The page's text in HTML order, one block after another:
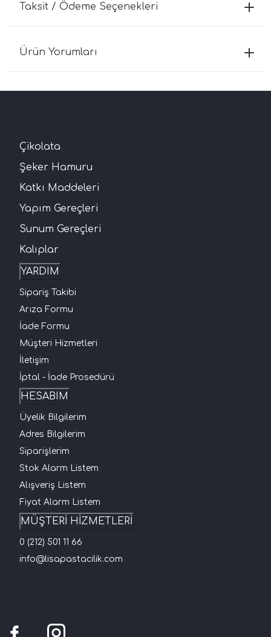
Taksit / Ödeme Seçenekleri
Ürün Yorumları
Çikolata
Şeker Hamuru
Katkı Maddeleri
Yapım Gereçleri
Sunum Gereçleri
Kalıplar
YARDIM
Sipariş Takibi
Arıza Formu
İade Formu
Müşteri Hizmetleri
İletişim
İptal - İade Prosedürü
HESABIM
Üyelik Bilgilerim
Adres Bilgilerim
Siparişlerim
Stok Alarm Listem
Alışveriş Listem
Fiyat Alarm Listem
MÜŞTERİ HİZMETLERİ
0 (212) 501 11 66
info@lisapastacilik.com